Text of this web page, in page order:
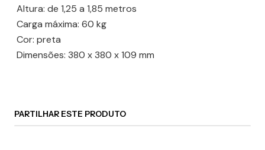
 Altura: de 1,25 a 1,85 metros
 Carga máxima: 60 kg
 Cor: preta
 Dimensões: 380 x 380 x 109 mm
PARTILHAR ESTE PRODUTO